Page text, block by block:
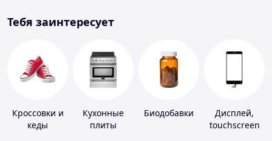
Тебя заинтересует
Кроссовки и
кеды
Кухонные
плиты
Биодобавки
Дисплей,
touchscreen